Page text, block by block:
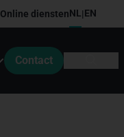
Online dienstenNL|EN
Contact